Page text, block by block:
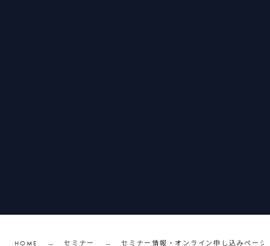
HOME セミナー セミナー情報・オンライン申し込みページ